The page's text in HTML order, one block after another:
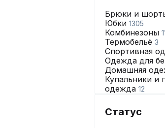
Брюки и
Юбки 1305
Комбинезоны
Термобельё 3
Спортивная
Одежда для
Домашняя
Купальники и
одежда 12
Статус